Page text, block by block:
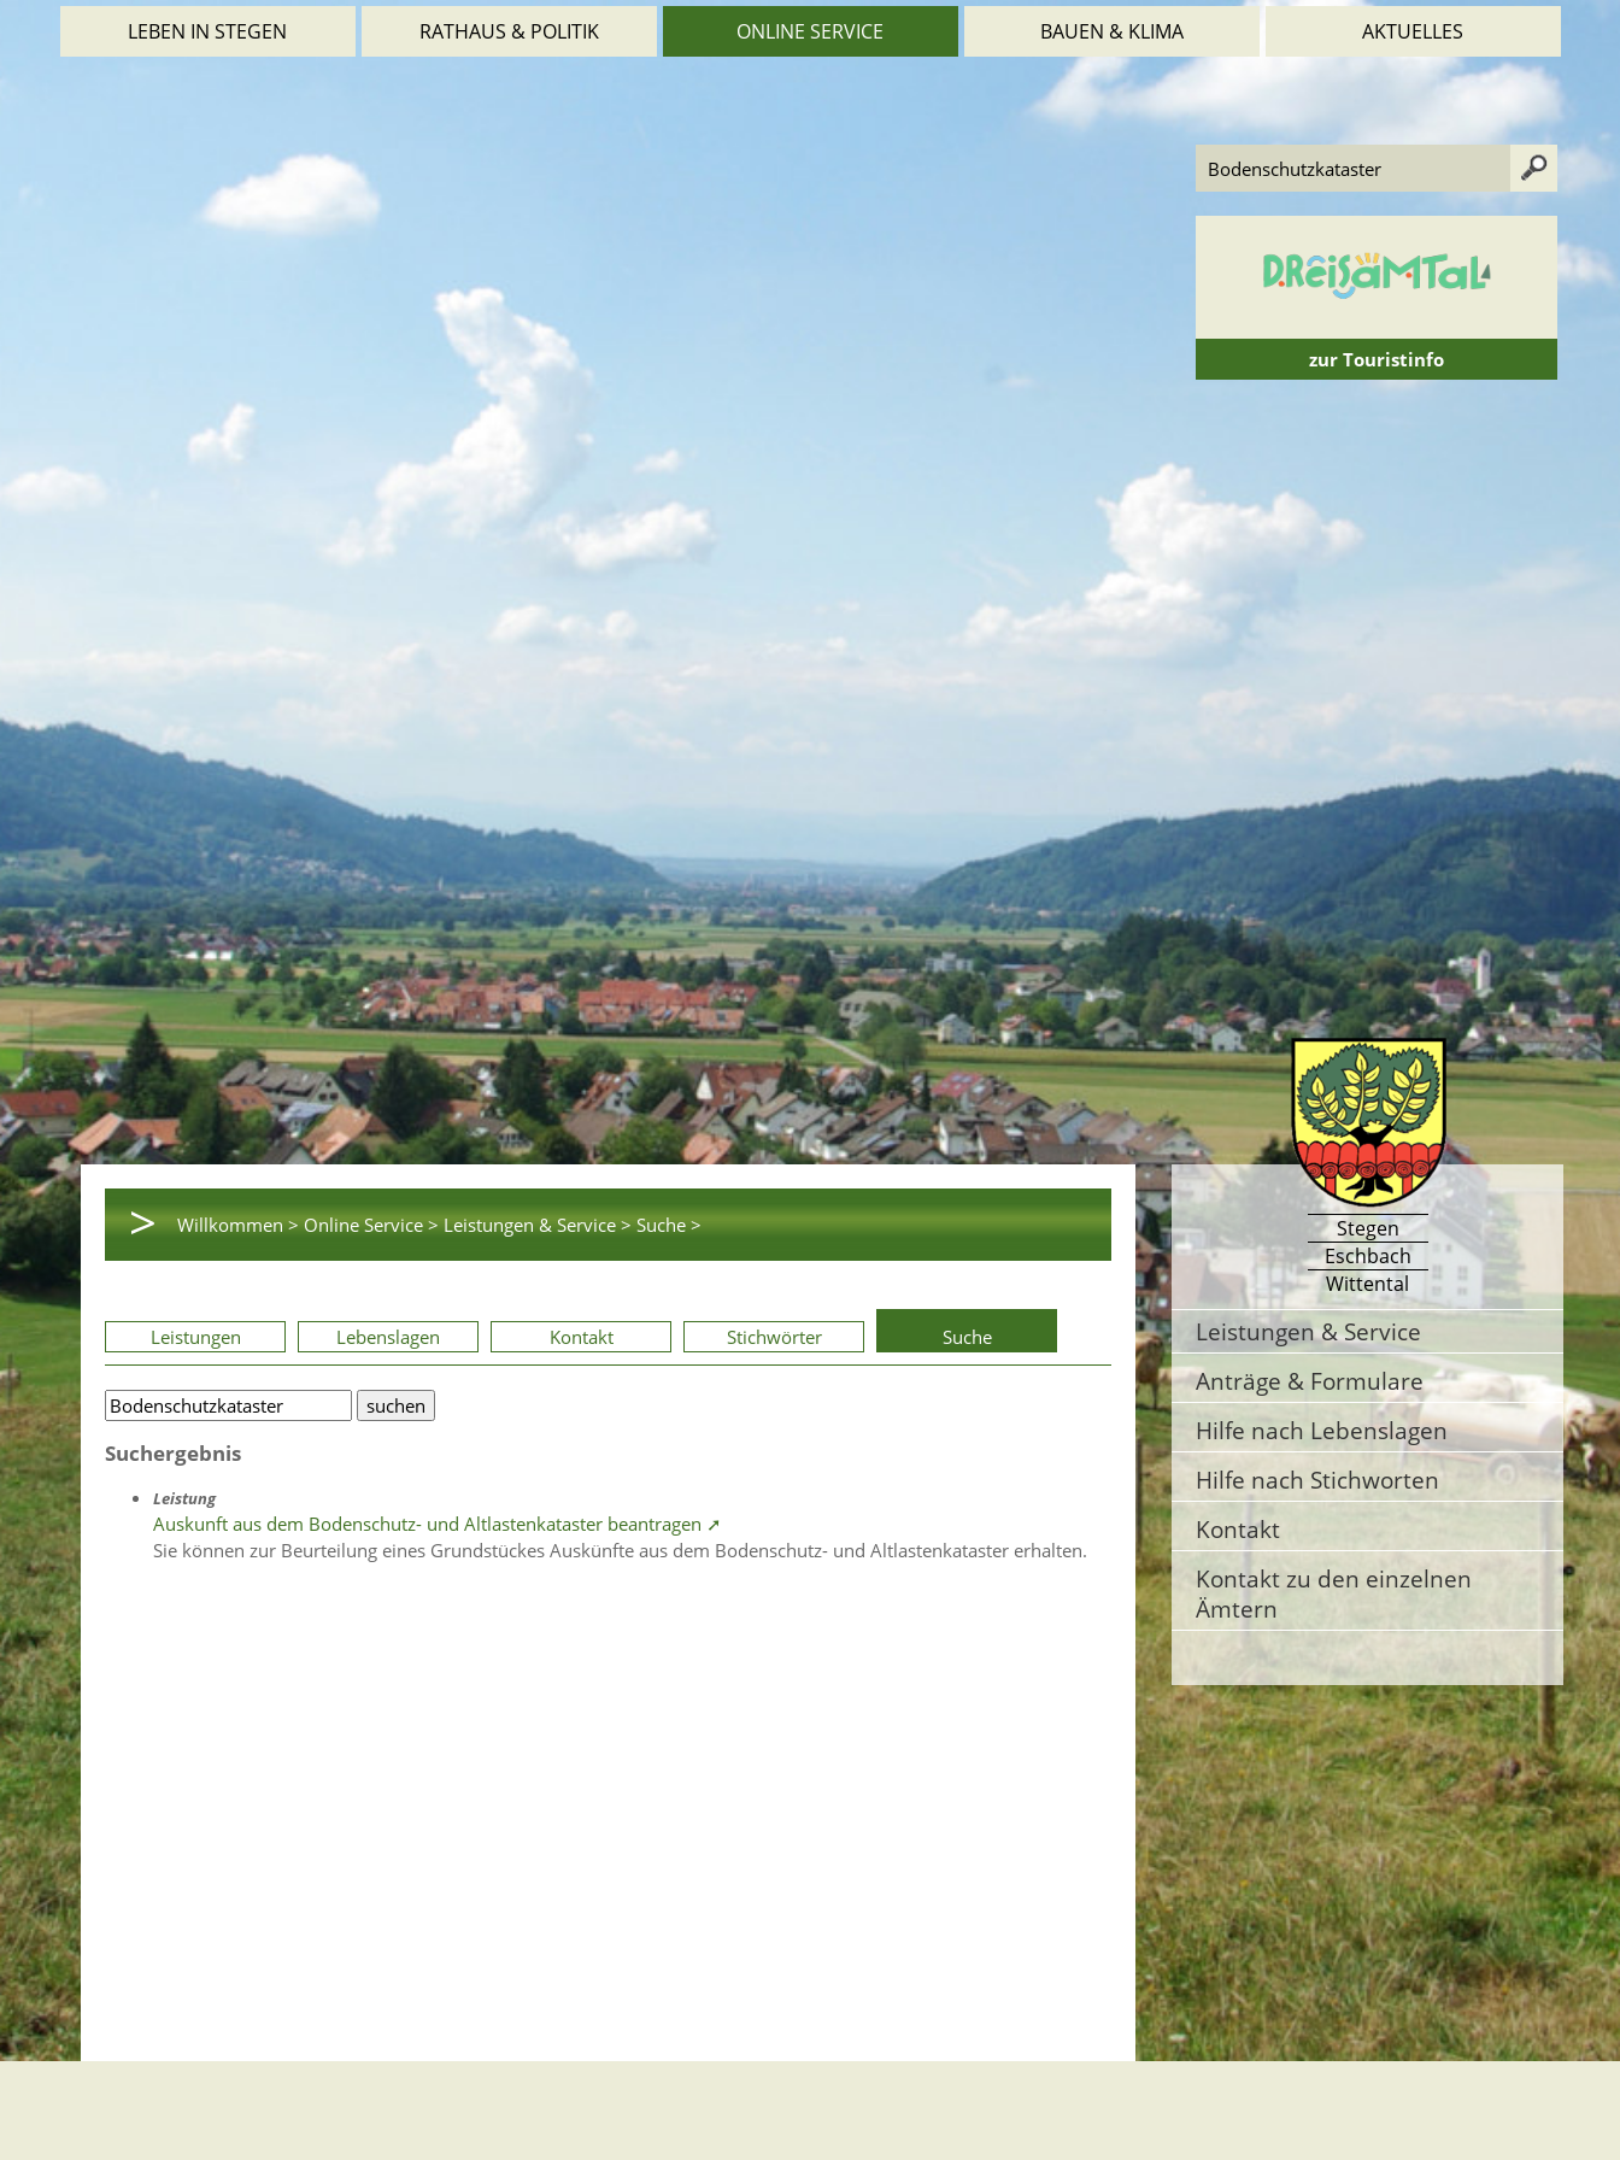
LEBEN IN STEGEN RATHAUS & POLITIK ONLINE SERVICE BAUEN & KLIMA AKTUELLES
zur Touristinfo
> Willkommen > Online Service > Leistungen & Service > Suche >
Leistungen Lebenslagen Kontakt Stichwörter Suche
Suchergebnis
Leistung
Auskunft aus dem Bodenschutz- und Altlastenkataster beantragen ➚
Sie können zur Beurteilung eines Grundstückes Auskünfte aus dem Bodenschutz- und Altlastenkataster erhalten.
Stegen
Eschbach
Wittental
Leistungen & Service
Anträge & Formulare
Hilfe nach Lebenslagen
Hilfe nach Stichworten
Kontakt
Kontakt zu den einzelnen
Ämtern